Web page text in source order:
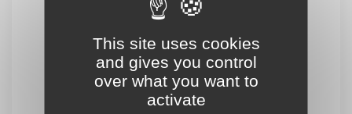
This site uses cookies
and gives you control
over what you want to
activate